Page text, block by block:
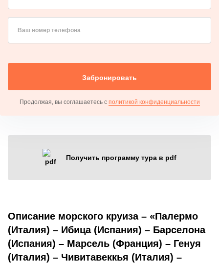
Ваш номер телефона
Забронировать
Продолжая, вы соглашаетесь с политикой конфиденциальности
Получить программу тура в pdf
Описание морского круиза – «Палермо
(Италия) – Ибица (Испания) – Барселона
(Испания) – Марсель (Франция) – Генуя
(Италия) – Чивитавеккья (Италия) –